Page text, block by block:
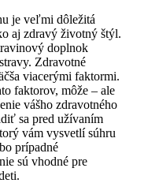
je veľmi dôležitá
aj zdravý životný štýl.
doplnok
Zdravotné
viacerými faktormi.
faktorov, môže – ale
vášho zdravotného
sa pred užívaním
vám vysvetlí súhru
prípadné
sú vhodné pre